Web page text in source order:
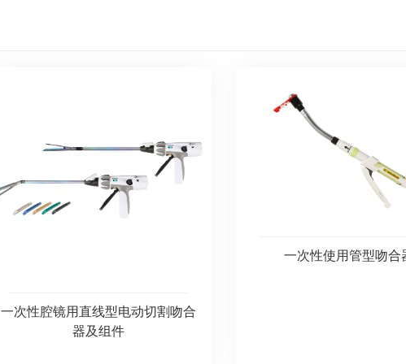
一次性腔镜用直线型电动切割吻合
器及组件
一次性使用管型吻合